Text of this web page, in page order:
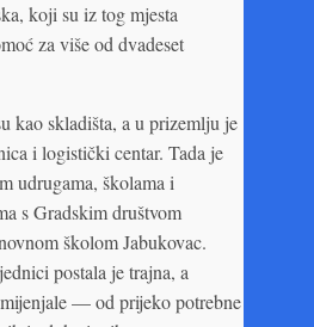
koji su iz tog mjesta
za više od dvadeset
kao skladišta, a u prizemlju je
i logistički centar. Tada je
udrugama, školama i
s Gradskim društvom
školom Jabukovac.
postala je trajna, a
— od prijeko potrebne